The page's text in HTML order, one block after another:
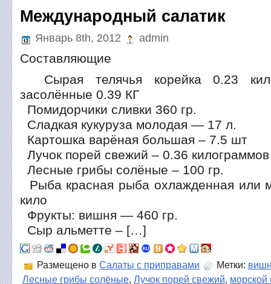
Международный салатик
Январь 8th, 2012 admin
Составляющие
Сырая телячья корейка 0.23
засолённые 0.39 КГ
Помидорчики сливки 360 гр.
Сладкая кукуруза молодая — 17 л.
Картошка варёная большая – 7.5 шт
Лучок порей свежий – 0.36 килограммов
Лесные грибы солёные – 100 гр.
Рыба красная рыба охлажденная или
кило
Фрукты: вишня — 460 гр.
Сыр альметте – […]
Размещено в Салаты с приправами Метки:
Лесные грибы солёные, Лучок порей свежий, морской